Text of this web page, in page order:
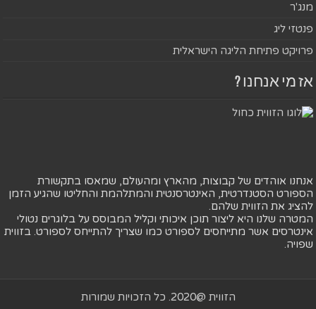
מנג'ר
פנטזי ליג
פרויקט פתיחת הליגה הישראלית
אז מי אנחנו ?
אנחנו אוהדים של קבוצות, מהארץ ומהעולם, שמאסו בתקשורת
הספורט הסטנדרטית, האינטרסנטית והמתלהמת והחליטו שהגיע הזמן
להציג את הזווית שלהם.
המטרה שלנו היא ליצור תוכן איכותי וקליל המבוסס על בלוגרים נטולי
אינטרסים אשר מתייחסים לספורט כמו שצריך להתייחס לספורט. בזווית
שפויה.
הזווית @2020. כל הזכויות שמורות